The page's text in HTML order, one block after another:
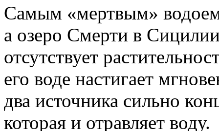
Самым «мертвым»
а озеро Смерти в
отсутствует
его воде настигает
два источника сильно
которая и отравляет воду.